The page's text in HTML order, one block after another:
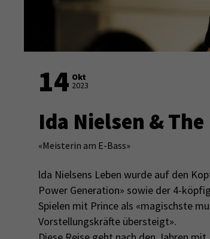
14 Okt
2023
Ida Nielsen &
«Meisterin am E-Bass»
lda Nielsens Leben wurde auf den
Power Generation» sowie der 4-
Spielen mit Prince als «magischste
Vorstellungskräfte übersteigt».